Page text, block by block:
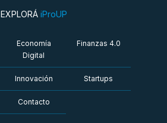
EXPLORÁ iProUP
Economía
Digital
Finanzas 4.0
Innovación Startups
Contacto